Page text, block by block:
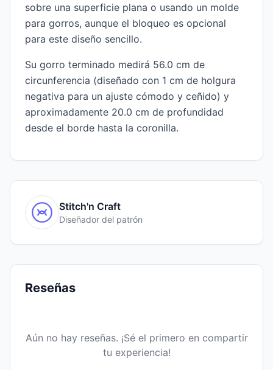
sobre una superficie plana o usando un molde
para gorros, aunque el bloqueo es opcional
para este diseño sencillo.
Su gorro terminado medirá 56.0 cm de
circunferencia (diseñado con 1 cm de holgura
negativa para un ajuste cómodo y ceñido) y
aproximadamente 20.0 cm de profundidad
desde el borde hasta la coronilla.
Stitch'n Craft
Diseñador del patrón
Reseñas
Aún no hay reseñas. ¡Sé el primero en compartir
tu experiencia!